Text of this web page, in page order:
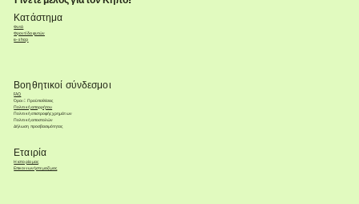
Κατάστημα
Φυτά
Φροντίδα φυτών
e-shop
Βοηθητικοί σύνδεσμοι
FAQ
Όροι & Προϋποθέσεις
Πολιτική απορρήτου
Πολιτική επιστροφής χρημάτων
Πολιτική αποστολών
Δήλωση προσβασιμότητας
Εταιρία
Η ιστορία μας
Επικοινωνήστε μαζί μας